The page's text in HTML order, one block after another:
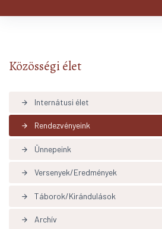
Közösségi élet
arrow_forward Internátusi élet
arrow_forward Rendezvényeink
arrow_forward Ünnepeink
arrow_forward Versenyek/Eredmények
arrow_forward Táborok/Kirándulások
arrow_forward Archív